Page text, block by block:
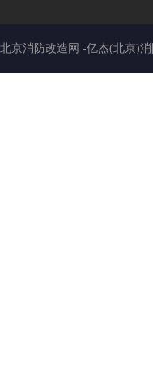
北京消防改造网 -亿杰(北京)